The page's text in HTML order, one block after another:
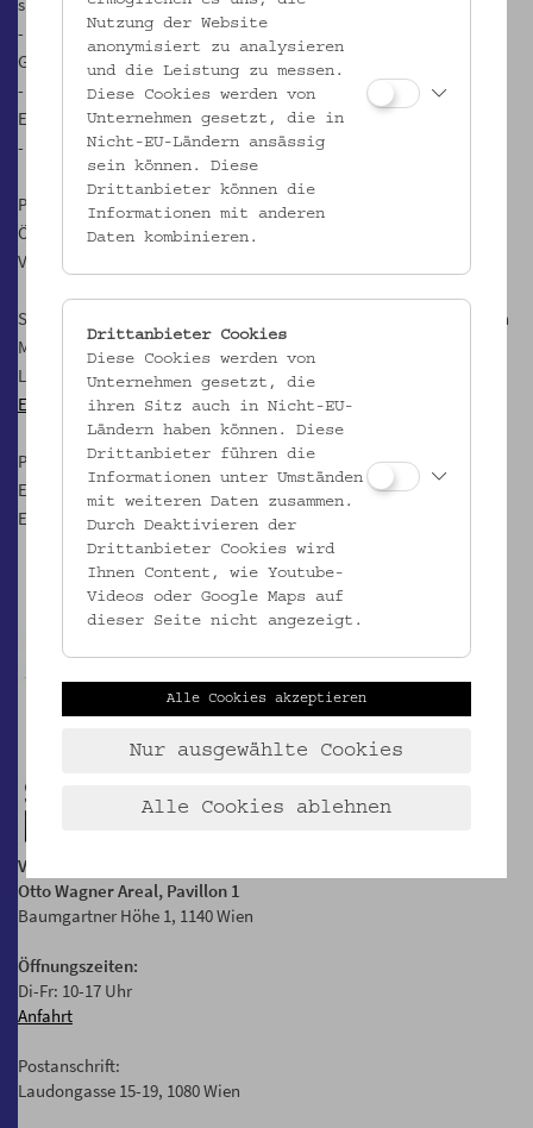
- Einbeziehung von Reiseführerinnen und Fremdenführern sowie
Guides in das Kulturprojekt
- Erstellung einer Webpage und Werbematerialien
Eckdaten
- Projektbeginn und Laufzeit: September 2010 bis Oktober 2012
Projektpartner
Österreich: Österreichisches Museum für Volkskunde/Verein für
Volkskunde in Wien
Slowakei: Slowakisches Nationalmuseum L'udovít Štúr Museum in
Modra (Leadpartner)
Link zum Projektbericht TRA-KER
Ethnological Researches zum Projekt TRA-KER
Projektbudget
EFRE gesamt: 694.577,13 Euro
EFRE Wien: 282.114,46 Euro
Volkskundemuseum Wien
Otto Wagner Areal, Pavillon 1
Baumgartner Höhe 1, 1140 Wien
Öffnungszeiten:
Di-Fr: 10-17 Uhr
Anfahrt
Postanschrift:
Laudongasse 15-19, 1080 Wien
Nutzung der Website
anonymisiert zu analysieren
und die Leistung zu messen.
Diese Cookies werden von
Unternehmen gesetzt, die in
Nicht-EU-Ländern ansässig
sein können. Diese
Drittanbieter können die
Informationen mit anderen
Daten kombinieren.
Drittanbieter Cookies
Diese Cookies werden von
Unternehmen gesetzt, die
ihren Sitz auch in Nicht-EU-
Ländern haben können. Diese
Drittanbieter führen die
Informationen unter Umständen
mit weiteren Daten zusammen.
Durch Deaktivieren der
Drittanbieter Cookies wird
Ihnen Content, wie Youtube-
Videos oder Google Maps auf
dieser Seite nicht angezeigt.
Alle Cookies akzeptieren
Nur ausgewählte Cookies
Alle Cookies ablehnen